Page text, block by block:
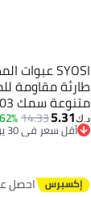
طارئة مقاومة
للاستخدام لمرة
والمشي وصيد
د.ك‏5.31
14.33
62% OFF
أقل سعر في 30 يوم
أقل سعر في 30 يوم
احصل